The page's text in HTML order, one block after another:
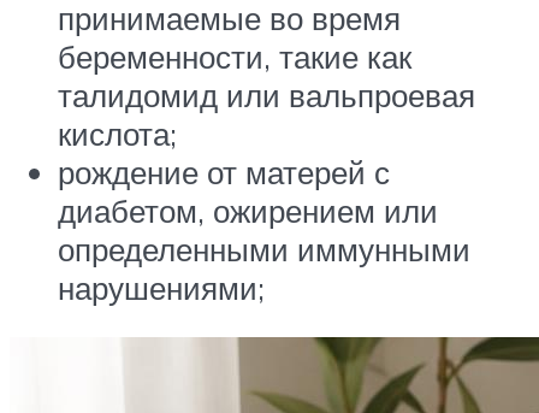
принимаемые во время
беременности, такие как
талидомид или вальпроевая
кислота;
рождение от матерей с
диабетом, ожирением или
определенными иммунными
нарушениями;